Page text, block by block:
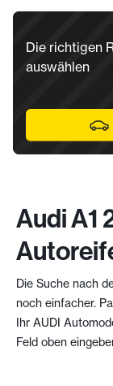
Die richtigen
auswählen
Audi A1
Die Suche nach
noch einfacher.
Ihr AUDI
Feld oben